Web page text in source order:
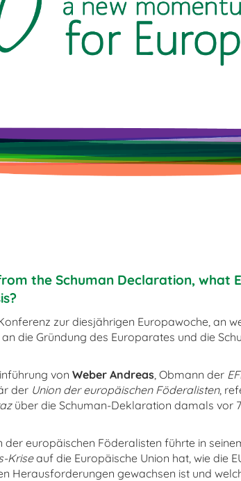
the Schuman Declaration, what
zur diesjährigen Europawoche, an
die Gründung des Europarates und die
von Weber Andreas, Obmann der
der Union der europäischen Föderalisten,
über die Schuman-Deklaration damals vor
der europäischen Föderalisten führte in
Kriseauf die Europäische Union hat, wie die
Herausforderungen gewachsen ist und